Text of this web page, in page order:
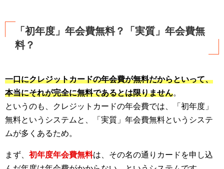
「初年度」年会費無料？「実質」年会費無
料？
一口にクレジットカードの年会費が無料だからといって、
本当にそれが完全に無料であるとは限りません。
というのも、クレジットカードの年会費では、「初年度」
無料というシステムと、「実質」年会費無料というシステ
ムが多くあるため。
まず、 初年度年会費無料は、その名の通りカードを申し込